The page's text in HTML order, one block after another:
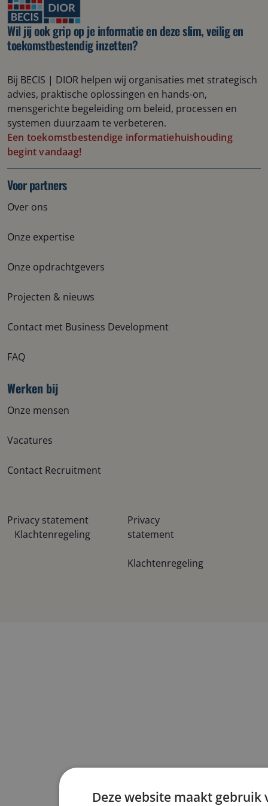
Wil jij ook grip op je informatie en deze slim, veilig en
toekomstbestendig inzetten?
Bij BECIS | DIOR helpen wij organisaties met strategisch
advies, praktische oplossingen en hands-on,
mensgerichte begeleiding om beleid, processen en
systemen duurzaam te verbeteren.
Een toekomstbestendige informatiehuishouding
begint vandaag!
Voor partners
Over ons
Onze expertise
Onze opdrachtgevers
Projecten & nieuws
Contact met Business Development
FAQ
Werken bij
Onze mensen
Vacatures
Contact Recruitment
Privacy statement
Klachtenregeling
Privacy
statement
Klachtenregeling
Deze website maakt gebruik